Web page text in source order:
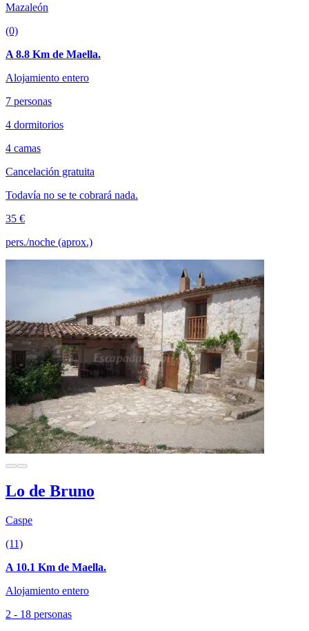
Mazaleón
(0)
A 8.8 Km de Maella.
Alojamiento entero
7 personas
4 dormitorios
4 camas
Cancelación gratuita
Todavía no se te cobrará nada.
35 €
pers./noche (aprox.)
Lo de Bruno
Caspe
(11)
A 10.1 Km de Maella.
Alojamiento entero
2 - 18 personas